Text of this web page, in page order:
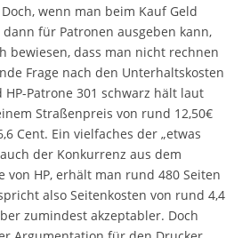
wenn man beim Kauf Geld
für Patronen ausgeben kann,
bewiesen, dass man nicht rechnen
Frage nach den Unterhaltskosten
Patrone 301 schwarz hält laut
Straßenpreis von rund 12,50€
Cent. Ein vielfaches der „etwas
der Konkurrenz aus dem
von HP, erhält man rund 480 Seiten
also Seitenkosten von rund 4,4
zumindest akzeptabler. Doch